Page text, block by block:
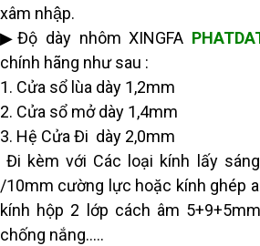
xâm nhập.
▶Độ dày nhôm XINGFA
chính hãng như sau :
1. Cửa sổ lùa dày 1,2mm
2. Cửa sổ mở dày 1,4mm
3. Hệ Cửa Đi dày 2,0mm
Đi kèm với Các loại kính lấy
/10mm cường lực hoặc kính ghép
kính hộp 2 lớp cách âm
chống nắng…..